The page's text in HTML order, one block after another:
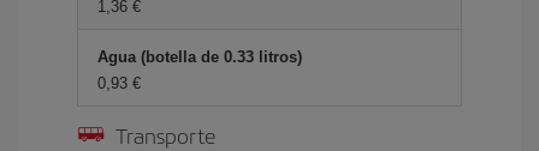
1,36 €
Agua (botella de 0.33 litros)
0,93 €
Transporte